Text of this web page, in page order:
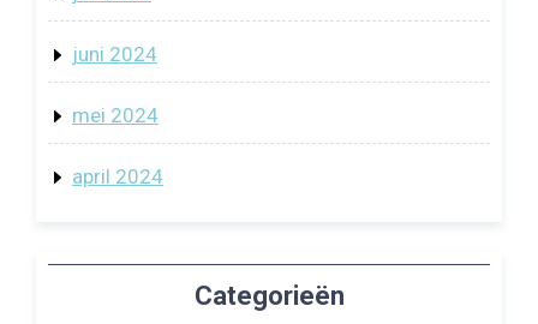
juni 2024
mei 2024
april 2024
Categorieën